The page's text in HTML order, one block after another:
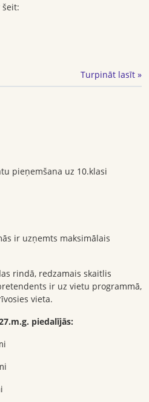
šeit:
Turpināt lasīt »
pieņemšana uz 10.klasi
ir uzņemts maksimālais
rindā, redzamais skaitlis
ir uz vietu programmā,
vieta.
piedalījās: